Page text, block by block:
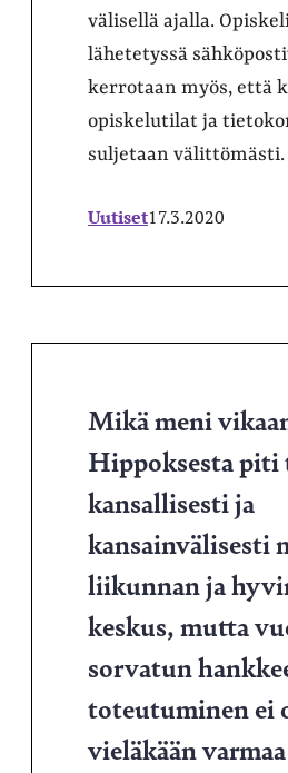
välisellä ajalla.
lähetetyssä
kerrotaan myös, että
opiskelutilat ja
suljetaan välittömästi.
Uutiset17.3.2020
Mikä meni
Hippoksesta
kansallisesti ja
kansainvälisesti
liikunnan ja
keskus, mutta
sorvatun
toteutuminen ei
vieläkään varmaa